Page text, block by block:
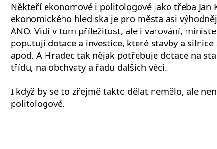
Někteří ekonomové i politologové jako třeba Jan
ekonomického hlediska je pro města asi
ANO. Vidí v tom příležitost, ale i varování,
poputují dotace a investice, které stavby a
apod. A Hradec tak nějak potřebuje dotace na
třídu, na obchvaty a řadu dalších věcí.
I když by se to zřejmě takto dělat nemělo, ale
politologové.